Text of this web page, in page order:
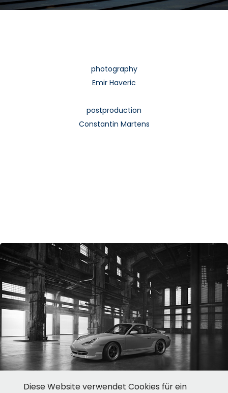
photography
Emir Haveric
postproduction
Constantin Martens
Diese Website verwendet Cookies für ein